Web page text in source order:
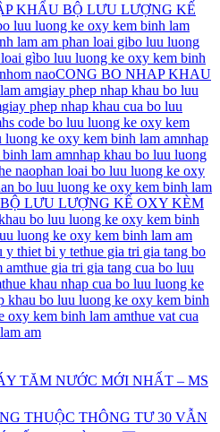
KHẨU BỘ LƯU LƯỢNG KẾ
luu luong ke oxy kem binh lam
lam am phan loai gibo luu luong
gìbo luu luong ke oxy kem binh
naoCONG BO NHAP KHAU
amgiay phep nhap khau bo luu
giay phep nhap khau cua bo luu
hs code bo luu luong ke oxy kem
luong ke oxy kem binh lam amnhap
lam amnhap khau bo luu luong
naophan loai bo luu luong ke oxy
bo luu luong ke oxy kem binh lam
LƯU LƯỢNG KẾ OXY KÈM
bo luu luong ke oxy kem binh
luong ke oxy kem binh lam am
y thiet bi y tethue gia tri gia tang bo
amthue gia tri gia tang cua bo luu
thue khau nhap cua bo luu luong ke
khau bo luu luong ke oxy kem binh
oxy kem binh lam amthue vat cua
am
TĂM NƯỚC MỚI NHẤT – MS